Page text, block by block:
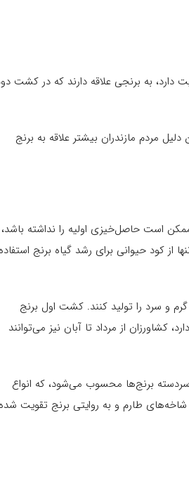
دارد، به برنجی علاقه دارند که در کشت
مردم مازندران بیشتر علاقه به برنج
است حاصل‌خیزی اولیه را نداشته باشد،
از کود حیوانی برای رشد گیاه برنج
و سرد را تولید کنند. کشت اول برنج
کشاورزان از مرداد تا آبان نیز می‌توانند
برنج‌ها محسوب می‌شود، که انواع
طارم و به روایتی برنج تقویت